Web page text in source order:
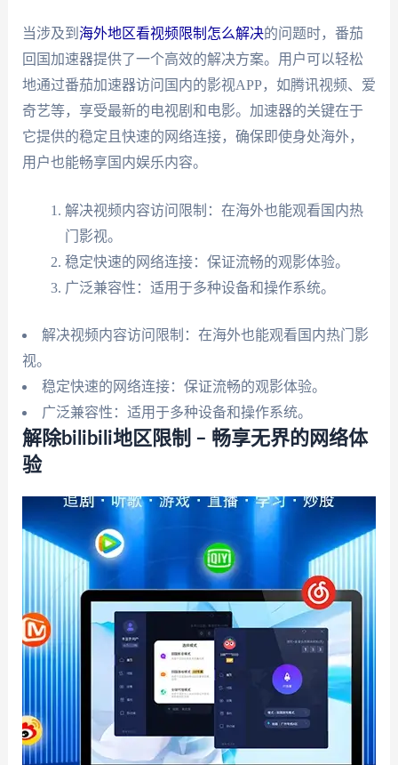
当涉及到 海外地区看视频限制怎么解决的问题时，番茄
回国加速器提供了一个高效的解决方案。用户可以轻松
地通过番茄加速器访问国内的影视APP，如腾讯视频、爱
奇艺等，享受最新的电视剧和电影。加速器的关键在于
它提供的稳定且快速的网络连接，确保即使身处海外，
用户也能畅享国内娱乐内容。
解决视频内容访问限制：在海外也能观看国内热
门影视。
稳定快速的网络连接：保证流畅的观影体验。
广泛兼容性：适用于多种设备和操作系统。
解决视频内容访问限制：在海外也能观看国内热门影
视。
稳定快速的网络连接：保证流畅的观影体验。
广泛兼容性：适用于多种设备和操作系统。
解除bilibili地区限制 – 畅享无界的网络体
验